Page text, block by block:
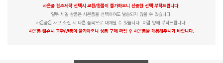
사은품 렌즈제작 선택시 교환/환불이 불가하오니 신중한 선택 부탁드립니다.
일부 세일 상품은 사은품을 선택하여도 발송되지 않을 수 있습니다.
사은품은 재고 소진 시 다른 품목으로 대체될 수 있습니다. 이점 양해 부탁드립니다.
사은품 훼손시 교환/반품이 불가하오니 상품 구매 확정 후 사은품을 개봉해주시기 바랍니다.